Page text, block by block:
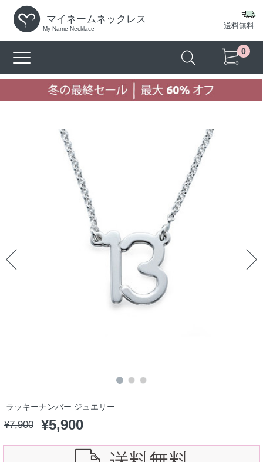
マイネームネックレス
My Name Necklace 送料無料
0
ラッキーナンバー ジュエリー
¥7,900 ¥5,900